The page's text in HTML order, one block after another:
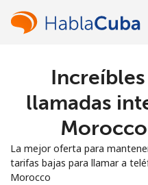
llamadas
La mejor oferta para
tarifas bajas para llamar a
Morocco